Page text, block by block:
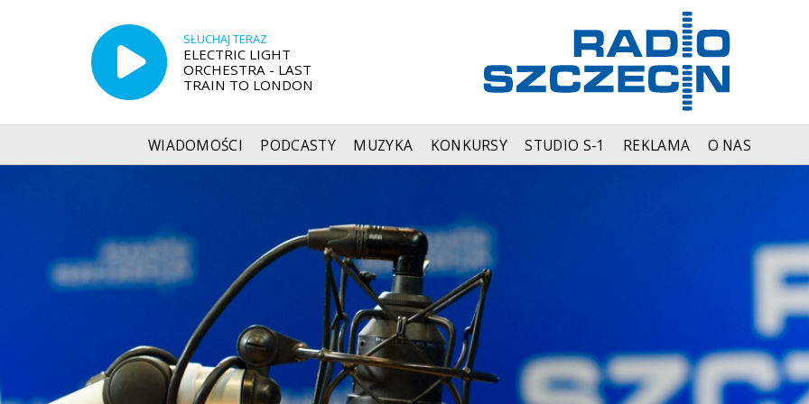
SŁUCHAJ TERAZ
ELECTRIC LIGHT
ORCHESTRA - LAST
TRAIN TO LONDON
WIADOMOŚCI PODCASTY MUZYKA KONKURSY STUDIO S-1 REKLAMA O NAS